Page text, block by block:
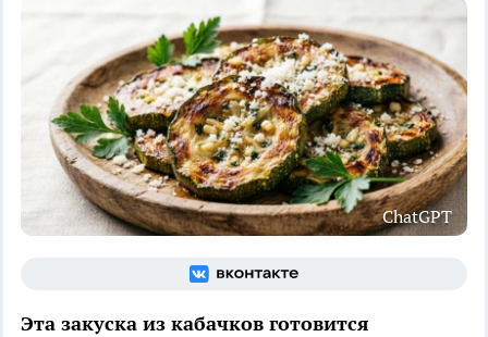
ChatGPT
Эта закуска из кабачков готовится